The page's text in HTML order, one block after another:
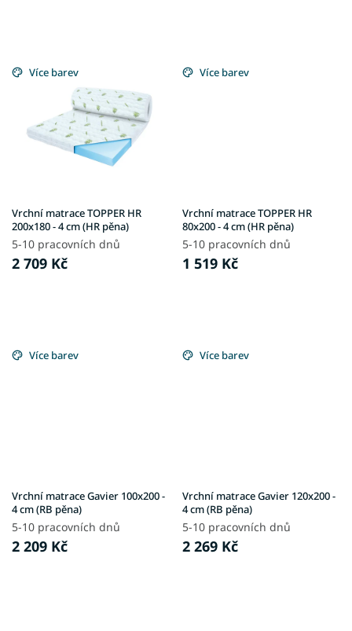
Více barev
Vrchní matrace TOPPER HR
200x180 - 4 cm (HR pěna)
5-10 pracovních dnů
2 709 Kč
Více barev
Vrchní matrace TOPPER HR
80x200 - 4 cm (HR pěna)
5-10 pracovních dnů
1 519 Kč
Více barev
Vrchní matrace Gavier 100x200 -
4 cm (RB pěna)
5-10 pracovních dnů
2 209 Kč
Více barev
Vrchní matrace Gavier 120x200 -
4 cm (RB pěna)
5-10 pracovních dnů
2 269 Kč